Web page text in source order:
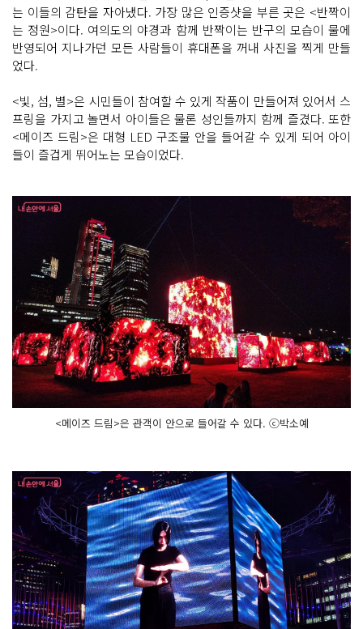
는 이들의 감탄을 자아냈다. 가장 많은 인증샷을 부른 곳은 <반짝이
는 정원>이다. 여의도의 야경과 함께 반짝이는 반구의 모습이 물에
반영되어 지나가던 모든 사람들이 휴대폰을 꺼내 사진을 찍게 만들
었다.
<빛, 섬, 별>은 시민들이 참여할 수 있게 작품이 만들어져 있어서 스
프링을 가지고 놀면서 아이들은 물론 성인들까지 함께 즐겼다. 또한
<메이즈 드림>은 대형 LED 구조물 안을 들어갈 수 있게 되어 아이
들이 즐겁게 뛰어노는 모습이었다.
<메이즈 드림>은 관객이 안으로 들어갈 수 있다. ⓒ박소예